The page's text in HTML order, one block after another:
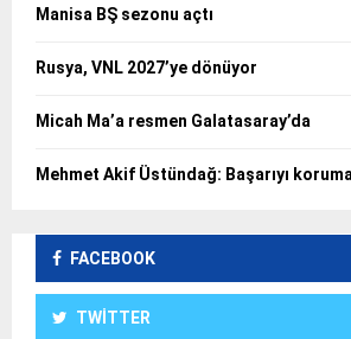
Manisa BŞ sezonu açtı
Rusya, VNL 2027’ye dönüyor
Micah Ma’a resmen Galatasaray’da
Mehmet Akif Üstündağ: Başarıyı
FACEBOOK
TWITTER